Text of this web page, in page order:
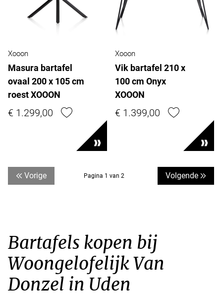
Xooon
Masura bartafel
ovaal 200 x 105 cm
roest XOOON
€ 1.299,00
Xooon
Vik bartafel 210 x
100 cm Onyx
XOOON
€ 1.399,00
Vorige Pagina 1 van 2 Volgende
Bartafels kopen bij
Woongelofelijk Van
Donzel in Uden